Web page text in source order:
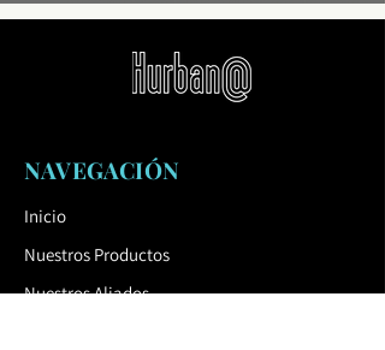
NAVEGACIÓN
Inicio
Nuestros Productos
Nuestros Aliados